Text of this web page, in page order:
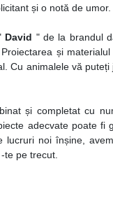
și o notă de umor.
David " de la brandul
și
Cu animalele vă
și completat cu
adecvate poate
lucruri noi înșine,
te pe trecut.